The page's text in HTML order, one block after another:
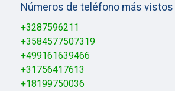
Números de teléfono más vistos
+3287596211
+3584577507319
+499161639466
+31756417613
+18199750036